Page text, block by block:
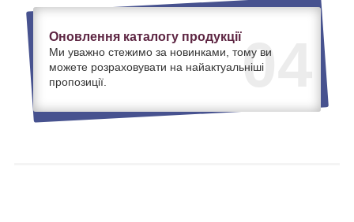
04
Оновлення каталогу продукції
Ми уважно стежимо за новинками, тому ви
можете розраховувати на найактуальніші
пропозиції.